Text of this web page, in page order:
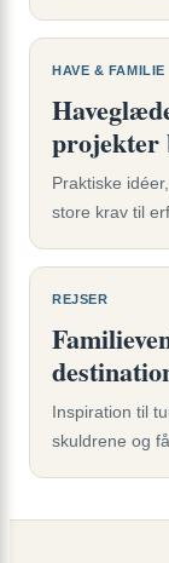
HAVE & FAMILIE
projekter
Praktiske
store krav til
REJSER
Inspiration til
skuldrene og